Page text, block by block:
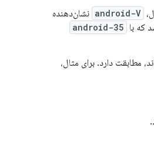
android-V نشان‌دهنده
android-35
دارد. برای مثال،